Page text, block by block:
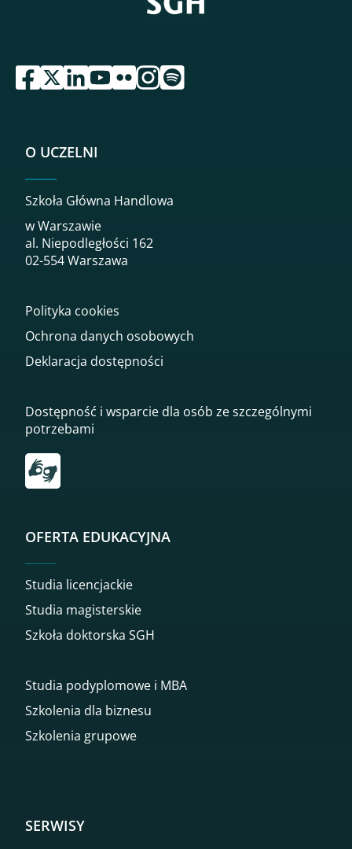
przejdź do serwisu facebook sgh
przejdź do serwisu twitter sgh
przejdź do serwisu linkedin sgh
przejdź do serwisu youtube sgh
przejdź do serwisu flickr sgh
przejdź do serwisu instagram sgh
przejdź do serwisu spotify sgh
O UCZELNI
Szkoła Główna Handlowa
w Warszawie
al. Niepodległości 162
02-554 Warszawa
Polityka cookies
Ochrona danych osobowych
Deklaracja dostępności
Dostępność i wsparcie dla osób ze szczególnymi
potrzebami
Przekierowanie do tłumacza on-line języka migowego
OFERTA EDUKACYJNA
Studia licencjackie
Studia magisterskie
Szkoła doktorska SGH
Studia podyplomowe i MBA
Szkolenia dla biznesu
Szkolenia grupowe
SERWISY